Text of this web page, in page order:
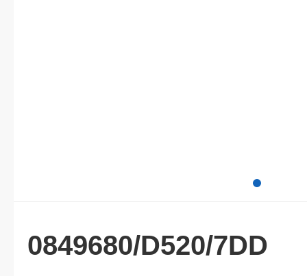
0849680/D520/7DD